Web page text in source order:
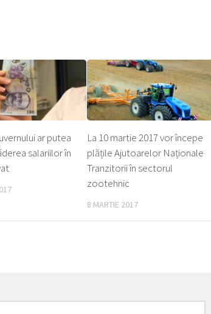
ar putea
salariilor în
La 10 martie 2017 vor începe
plățile Ajutoarelor Naționale
Tranzitorii în sectorul
zootehnic
8 MARTIE 2017